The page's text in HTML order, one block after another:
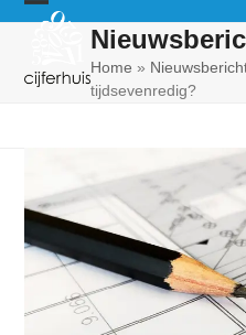
Open
mobile
Close
mobileHome »
tijdsevenredig?